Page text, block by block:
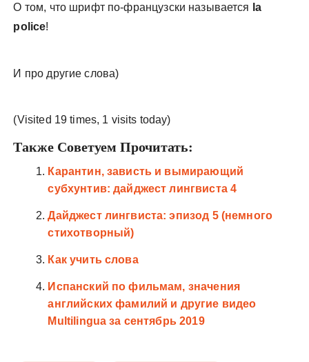
О том, что шрифт по-французски называется la
police!
И про другие слова)
(Visited 19 times, 1 visits today)
Также Советуем Прочитать:
Карантин, зависть и вымирающий
субхунтив: дайджест лингвиста 4
Дайджест лингвиста: эпизод 5 (немного
стихотворный)
Как учить слова
Испанский по фильмам, значения
английских фамилий и другие видео
Multilingua за сентябрь 2019